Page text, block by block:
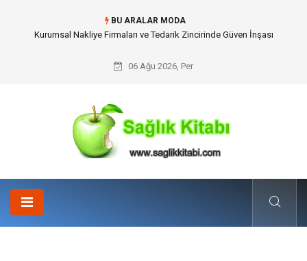
BU ARALAR MODA
Dalaman Kalkan Transfer: Kişiselleştirilmiş Hizmet Ve Uç Nokta Konforu
06 Ağu 2026, Per